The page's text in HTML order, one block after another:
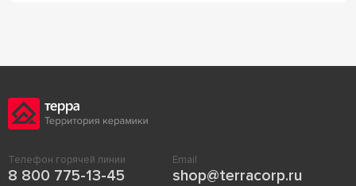
Телефон горячей линии
8 800 775-13-45
Email
shop@terracorp.ru